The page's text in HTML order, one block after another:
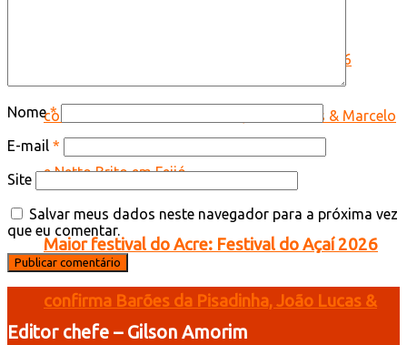
Maior festival do Acre: Festival do Açaí 2026
confirma Barões da Pisadinha, João Lucas &
Nome*
E-mail *
Site
Salvar meus dados neste navegador para a próxima vez
que eu comentar.
Editor chefe – Gilson Amorim